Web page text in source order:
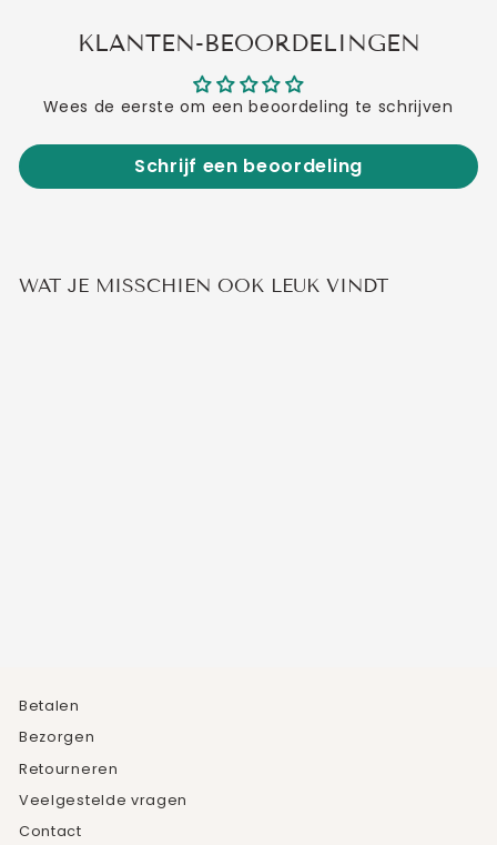
KLANTEN-BEOORDELINGEN
Wees de eerste om een beoordeling te schrijven
Schrijf een beoordeling
WAT JE MISSCHIEN OOK LEUK VINDT
Betalen
Bezorgen
Retourneren
Veelgestelde vragen
Contact